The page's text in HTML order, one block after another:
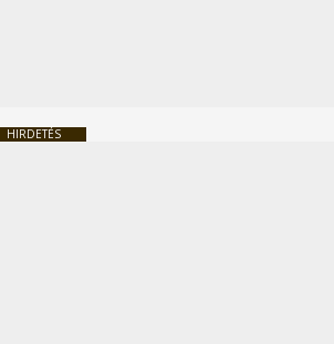
HIRDETÉS